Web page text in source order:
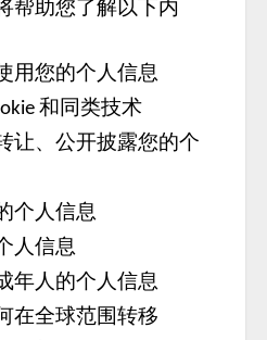
帮助您了解以下内
用您的个人信息
和同类技术
让、公开披露您的个
个人信息
人信息
年人的个人信息
在全球范围转移